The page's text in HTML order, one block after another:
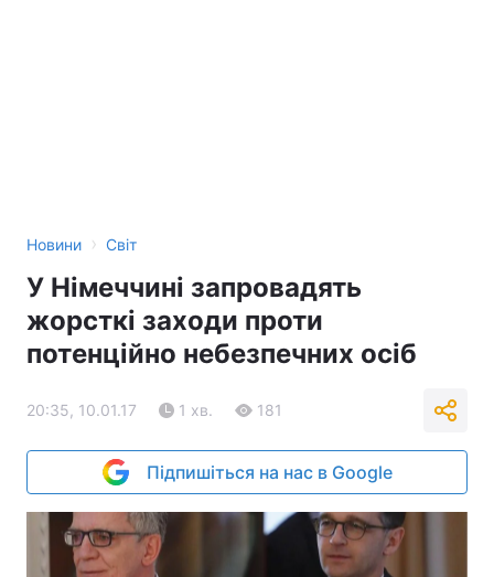
Новини › Світ
У Німеччині запровадять
жорсткі заходи проти
потенційно небезпечних осіб
20:35, 10.01.17 1 хв. 181
Підпишіться на нас в Google